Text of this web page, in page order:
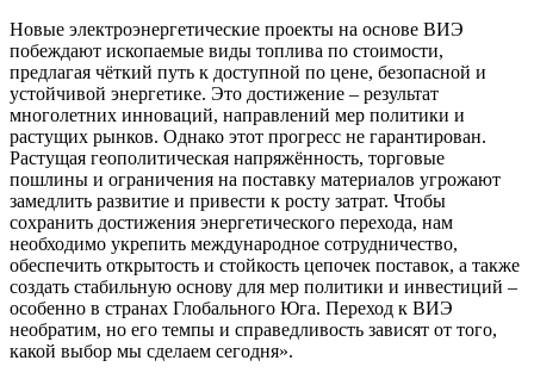
Новые электроэнергетические проекты на основе ВИЭ
побеждают ископаемые виды топлива по стоимости,
предлагая чёткий путь к доступной по цене, безопасной и
устойчивой энергетике. Это достижение – результат
многолетних инноваций, направлений мер политики и
растущих рынков. Однако этот прогресс не гарантирован.
Растущая геополитическая напряжённость, торговые
пошлины и ограничения на поставку материалов угрожают
замедлить развитие и привести к росту затрат. Чтобы
сохранить достижения энергетического перехода, нам
необходимо укрепить международное сотрудничество,
обеспечить открытость и стойкость цепочек поставок, а также
создать стабильную основу для мер политики и инвестиций –
особенно в странах Глобального Юга. Переход к ВИЭ
необратим, но его темпы и справедливость зависят от того,
какой выбор мы сделаем сегодня».